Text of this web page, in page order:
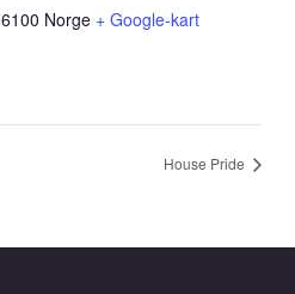
6100 Norge + Google-kart
House Pride